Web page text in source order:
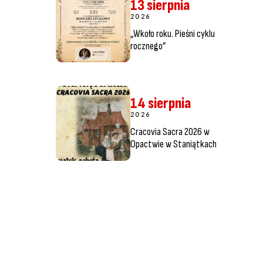
13 sierpnia
2026
„Wkoło roku. Pieśni cyklu
rocznego”
14 sierpnia
2026
Cracovia Sacra 2026 w
Opactwie w Staniątkach